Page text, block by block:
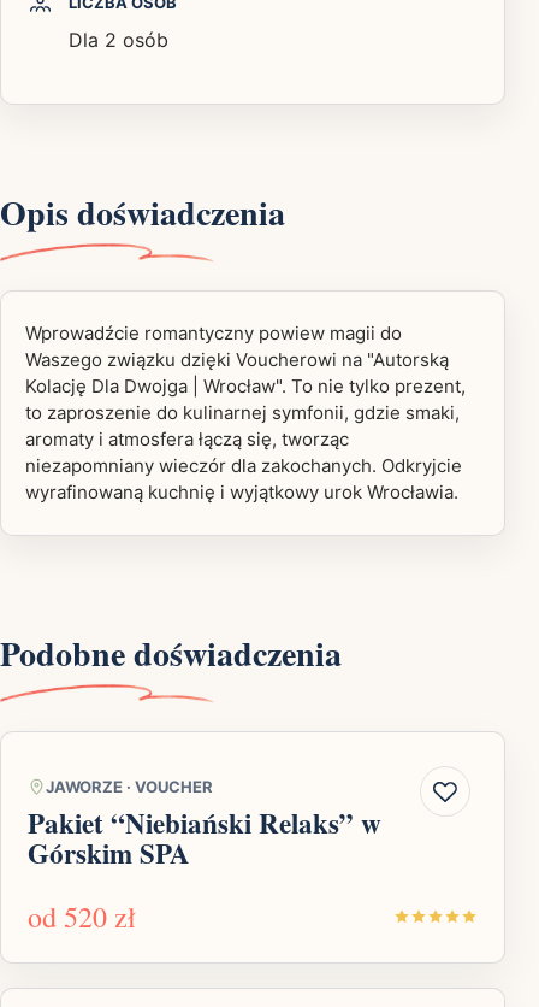
Dla 2 osób
Opis doświadczenia
Wprowadźcie romantyczny powiew magii do
Waszego związku dzięki Voucherowi na "Autorską
Kolację Dla Dwojga | Wrocław". To nie tylko prezent,
to zaproszenie do kulinarnej symfonii, gdzie smaki,
aromaty i atmosfera łączą się, tworząc
niezapomniany wieczór dla zakochanych. Odkryjcie
wyrafinowaną kuchnię i wyjątkowy urok Wrocławia.
Podobne doświadczenia
JAWORZE · VOUCHER
Pakiet “Niebiański Relaks” w
Górskim SPA
od 520 zł